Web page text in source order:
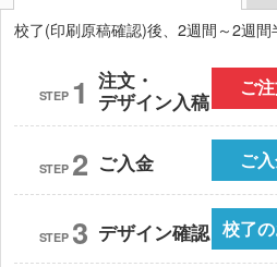
校了(印刷原稿確認)後、2週間～2週間
STEP 1 注文・
デザイン入稿
ご
STEP 2 ご入金 ご
STEP 3 デザイン確認 校了